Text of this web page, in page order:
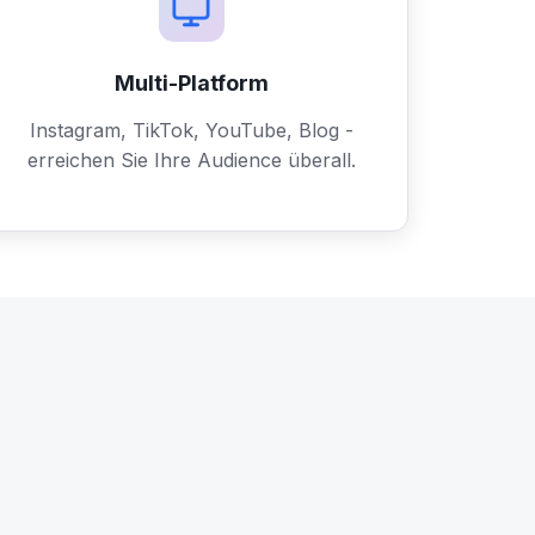
Multi-Platform
Instagram, TikTok, YouTube, Blog -
erreichen Sie Ihre Audience überall.